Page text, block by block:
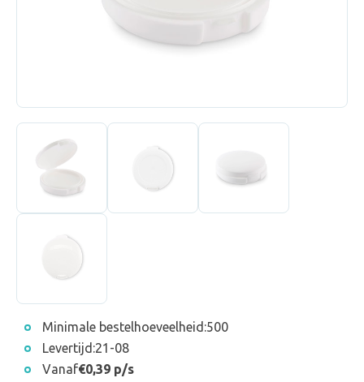
Minimale bestelhoeveelheid:500
Levertijd:21-08
Vanaf€0,39 p/s